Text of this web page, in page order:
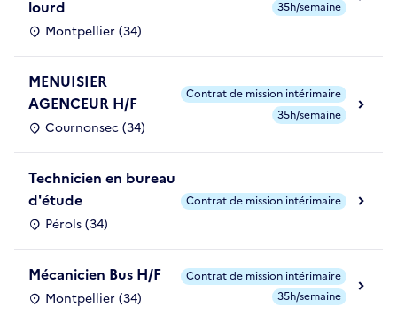
lourd
Montpellier (34)
35h/semaine
MENUISIER
AGENCEUR H/F
Cournonsec (34)
Contrat de mission intérimaire
35h/semaine
Technicien en bureau
d'étude
Pérols (34)
Contrat de mission intérimaire
Mécanicien Bus H/F
Montpellier (34)
Contrat de mission intérimaire
35h/semaine